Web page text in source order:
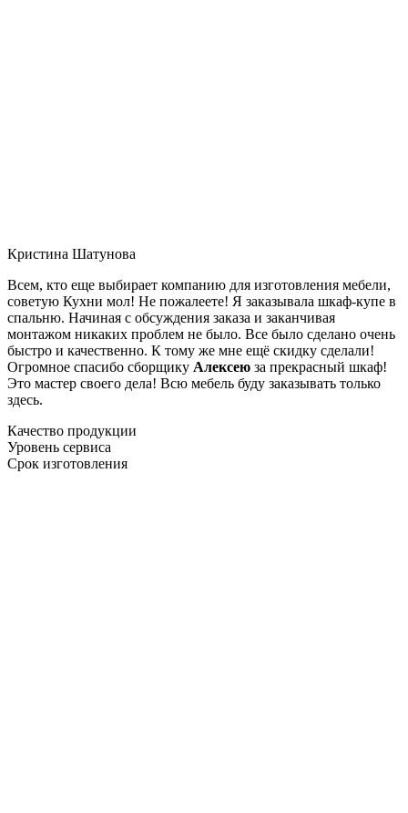
Кристина Шатунова
Всем, кто еще выбирает компанию для изготовления мебели,
советую Кухни мол! Не пожалеете! Я заказывала шкаф-купе в
спальню. Начиная с обсуждения заказа и заканчивая
монтажом никаких проблем не было. Все было сделано очень
быстро и качественно. К тому же мне ещё скидку сделали!
Огромное спасибо сборщику Алексею за прекрасный шкаф!
Это мастер своего дела! Всю мебель буду заказывать только
здесь.
Качество продукции
Уровень сервиса
Срок изготовления